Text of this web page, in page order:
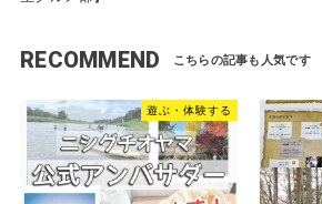
RECOMMEND
遊ぶ・体験する